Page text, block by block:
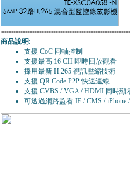
商品說明:
支援 CoC 同軸控制
支援最高 16 CH 即時回放觀看
採用最新 H.265 視訊壓縮技術
支援 QR Code P2P 快速連線
支援 CVBS / VGA / HDMI 同時顯
可透過網路監看 IE / CMS / iPhone